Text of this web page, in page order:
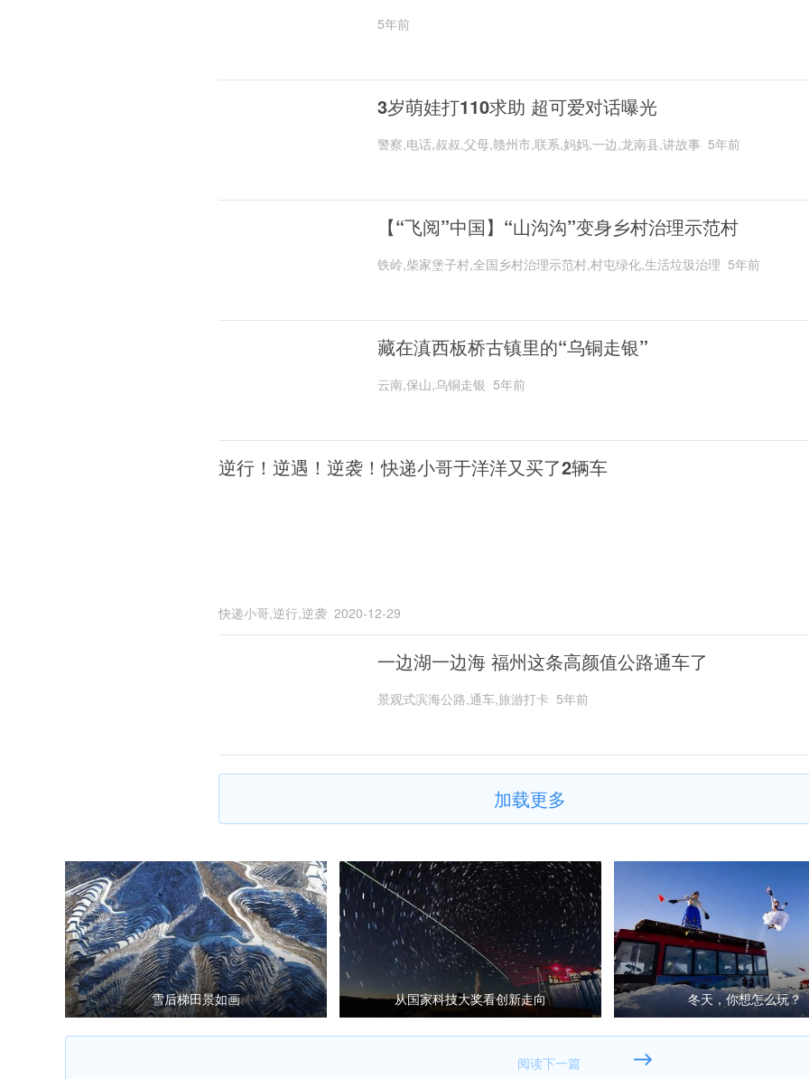
5年前
3岁萌娃打110求助 超可爱对话曝光
警察,电话,叔叔,父母,赣州市,联系,妈妈,一边,龙南县,讲故事 5年前
【“飞阅”中国】“山沟沟”变身乡村治理示范村
铁岭,柴家堡子村,全国乡村治理示范村,村屯绿化,生活垃圾治理 5年前
藏在滇西板桥古镇里的“乌铜走银”
云南,保山,乌铜走银 5年前
逆行！逆遇！逆袭！快递小哥于洋洋又买了2辆车
快递小哥,逆行,逆袭 2020-12-29
一边湖一边海 福州这条高颜值公路通车了
景观式滨海公路,通车,旅游打卡 5年前
加载更多
雪后梯田景如画 从国家科技大奖看创新走向 冬天，你想怎么玩？